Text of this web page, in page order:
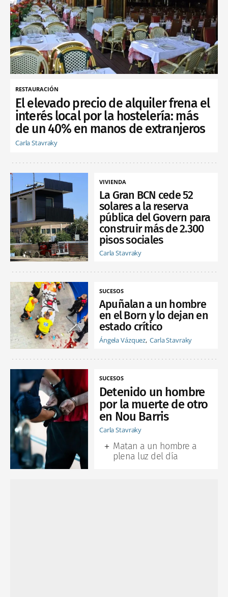
RESTAURACIÓN
El elevado precio de alquiler frena el
interés local por la hostelería: más
de un 40% en manos de extranjeros
Carla Stavraky
VIVIENDA
La Gran BCN cede 52
solares a la reserva
pública del Govern para
construir más de 2.300
pisos sociales
Carla Stavraky
SUCESOS
Apuñalan a un hombre
en el Born y lo dejan en
estado crítico
Ángela Vázquez Carla Stavraky
SUCESOS
Detenido un hombre
por la muerte de otro
en Nou Barris
Carla Stavraky
Matan a un hombre a
plena luz del día